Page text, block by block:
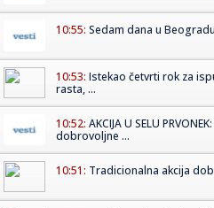
10:55: Sedam dana u
10:53: Istekao četvrti rok za
rasta, ...
10:52: AKCIJA U SELU
dobrovoljne ...
10:51: Tradicionalna akcija